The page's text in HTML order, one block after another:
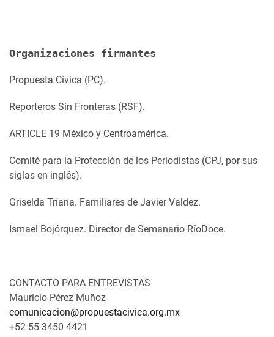
Organizaciones firmantes
Propuesta Cívica (PC).
Reporteros Sin Fronteras (RSF).
ARTICLE 19 México y Centroamérica.
Comité para la Protección de los Periodistas (CPJ, por sus
siglas en inglés).
Griselda Triana. Familiares de Javier Valdez.
Ismael Bojórquez. Director de Semanario RíoDoce.
CONTACTO PARA ENTREVISTAS
Mauricio Pérez Muñoz
comunicacion@propuestacivica.org.mx
+52 55 3450 4421